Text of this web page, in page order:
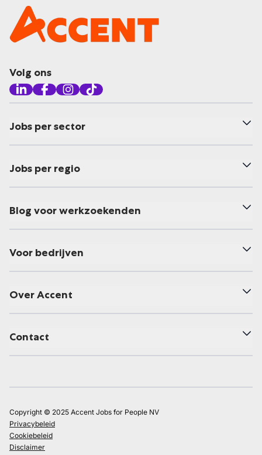
Volg ons
Jobs per sector
Jobs per regio
Blog voor werkzoekenden
Voor bedrijven
Over Accent
Contact
Copyright © 2025 Accent Jobs for People NV
Privacybeleid
Cookiebeleid
Disclaimer